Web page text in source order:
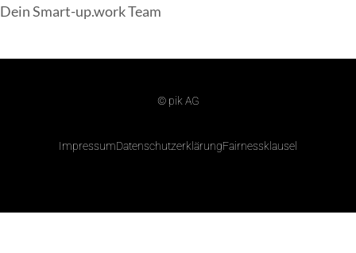
Dein Smart-up.work Team
© pik AG
ImpressumDatenschutzerklärungFairnessklausel